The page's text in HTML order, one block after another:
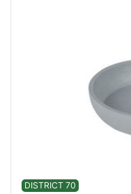
DISTRICT 70